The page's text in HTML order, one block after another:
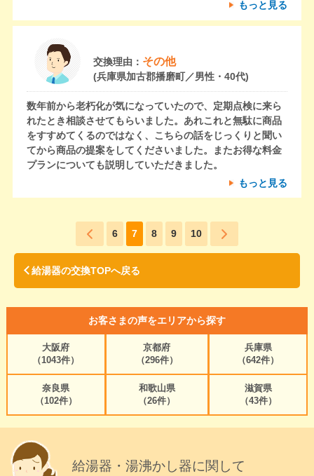
もっと見る
交換理由： その他
(兵庫県加古郡播磨町／男性・40代)
数年前から老朽化が気になっていたので、定期点検に来ら
れたとき相談させてもらいました。あれこれと無駄に商品
をすすめてくるのではなく、こちらの話をじっくりと聞い
てから商品の提案をしてくださいました。またお得な料金
プランについても説明していただきました。
もっと見る
6 7 8 9 10
給湯器の交換TOPへ戻る
お客さまの声をエリアから探す
大阪府
（1043件）
京都府
（296件）
兵庫県
（642件）
奈良県
（102件）
和歌山県
（26件）
滋賀県
（43件）
給湯器・湯沸かし器に関して